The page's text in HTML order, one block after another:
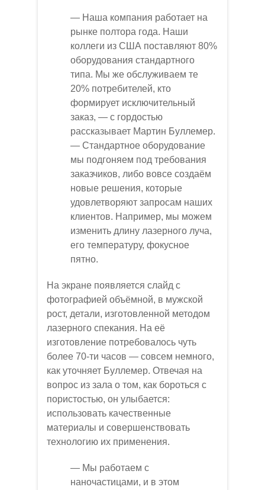
— Наша компания работает на
рынке полтора года. Наши
коллеги из США поставляют 80%
оборудования стандартного
типа. Мы же обслуживаем те
20% потребителей, кто
формирует исключительный
заказ, — с гордостью
рассказывает Мартин Буллемер.
— Стандартное оборудование
мы подгоняем под требования
заказчиков, либо вовсе создаём
новые решения, которые
удовлетворяют запросам наших
клиентов. Например, мы можем
изменить длину лазерного луча,
его температуру, фокусное
пятно.
На экране появляется слайд с
фотографией объёмной, в мужской
рост, детали, изготовленной методом
лазерного спекания. На её
изготовление потребовалось чуть
более 70-ти часов — совсем немного,
как уточняет Буллемер. Отвечая на
вопрос из зала о том, как бороться с
пористостью, он улыбается:
использовать качественные
материалы и совершенствовать
технологию их применения.
— Мы работаем с
наночастицами, и в этом